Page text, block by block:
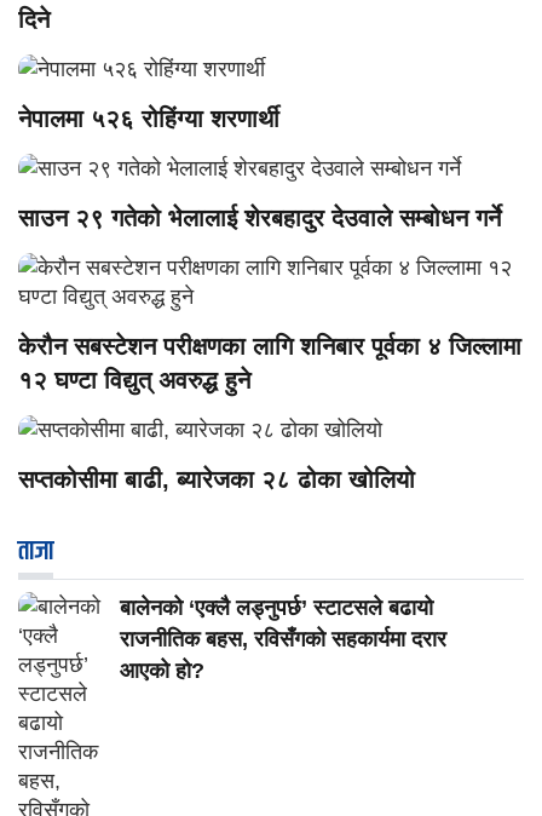
दिने
नेपालमा ५२६ रोहिंग्या शरणार्थी
साउन २९ गतेको भेलालाई शेरबहादुर देउवाले सम्बोधन गर्ने
केरौन सबस्टेशन परीक्षणका लागि शनिबार पूर्वका ४ जिल्लामा
१२ घण्टा विद्युत् अवरुद्ध हुने
सप्तकोसीमा बाढी, ब्यारेजका २८ ढोका खोलियो
ताजा
बालेनको ‘एक्लै लड्नुपर्छ’ स्टाटसले बढायो
राजनीतिक बहस, रविसँगको सहकार्यमा दरार
आएको हो?